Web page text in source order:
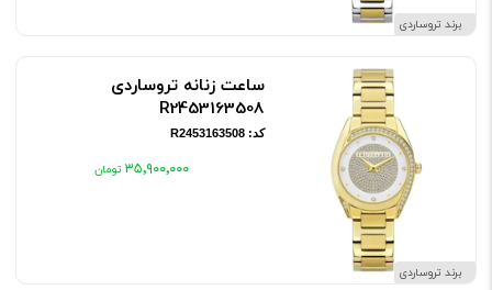
برند تروساردی
برند تروساردی
ساعت زنانه تروساردی
R2453163508
کد: R2453163508
۳۵٬۹۰۰٬۰۰۰